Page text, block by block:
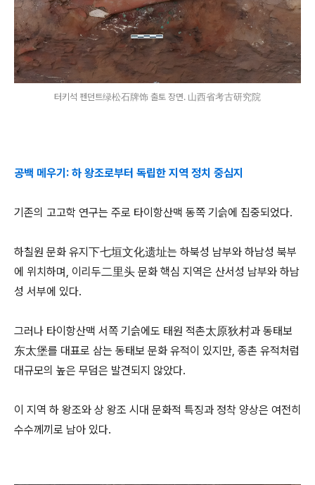
터키석 펜던트绿松石牌饰 출토 장면. 山西省考古研究院
공백 메우기: 하 왕조로부터 독립한 지역 정치 중심지
기존의 고고학 연구는 주로 타이항산맥 동쪽 기슭에 집중되었다.
하칠원 문화 유지下七垣文化遗址는 하북성 남부와 하남성 북부
에 위치하며, 이리두二里头 문화 핵심 지역은 산서성 남부와 하남
성 서부에 있다.
그러나 타이항산맥 서쪽 기슭에도 태원 적촌太原狄村과 동태보
东太堡를 대표로 삼는 동태보 문화 유적이 있지만, 종촌 유적처럼
대규모의 높은 무덤은 발견되지 않았다.
이 지역 하 왕조와 상 왕조 시대 문화적 특징과 정착 양상은 여전히
수수께끼로 남아 있다.